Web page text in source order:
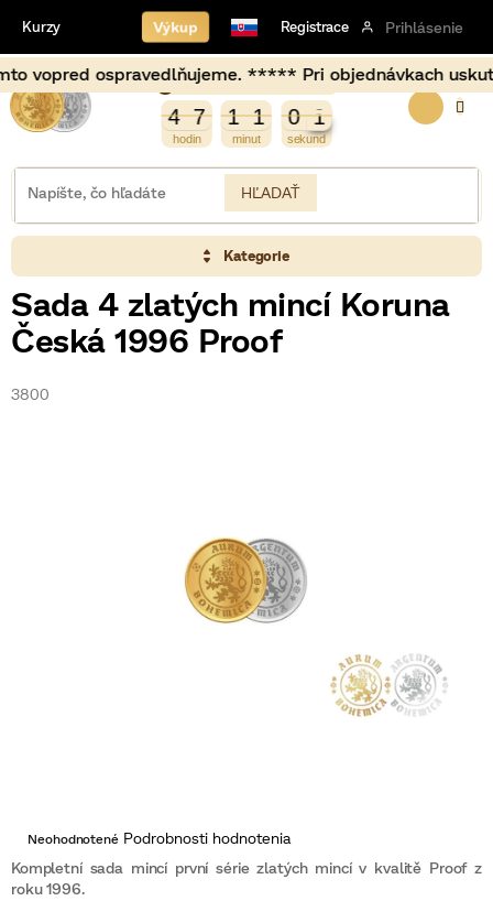
obsah
***** Pri objednávkach
Výkup Registrace Prihlásenie
Kurzy
Burza opět otevírá za
4
4 7
7 1
1 1
1 0
0 0
1
0
HĽADAŤ
Kategorie
Sada 4 zlatých mincí Koruna
Česká 1996 Proof
3800
Kompletní sada mincí první série zlatých mincí v kvalitě Proof z
roku 1996.
Priemerné
produktu
je
0,0
Neohodnotené Podrobnosti hodnotenia